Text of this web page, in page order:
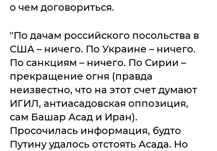
о чем договориться.
"По дачам российского посольства в
США – ничего. По Украине – ничего.
По санкциям – ничего. По Сирии –
прекращение огня (правда
неизвестно, что на этот счет думают
ИГИЛ, антиасадовская оппозиция,
сам Башар Асад и Иран).
Просочилась информация, будто
Путину удалось отстоять Асада. Но